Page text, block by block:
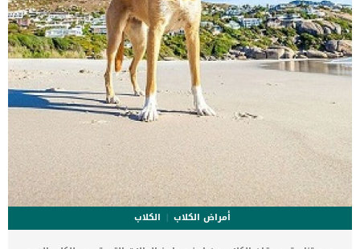
أمراض الكلاب
الكلاب